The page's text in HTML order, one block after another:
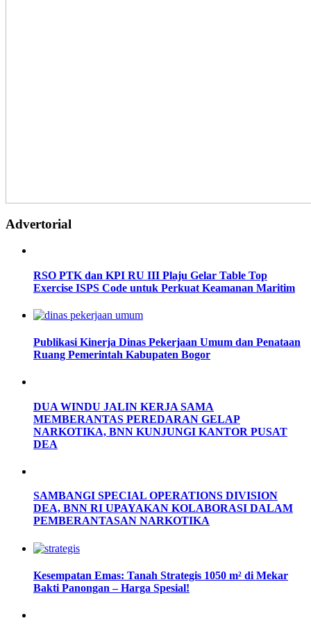
Advertorial
RSO PTK dan KPI RU III Plaju Gelar Table Top
Exercise ISPS Code untuk Perkuat Keamanan Maritim
Publikasi Kinerja Dinas Pekerjaan Umum dan Penataan
Ruang Pemerintah Kabupaten Bogor
DUA WINDU JALIN KERJA SAMA
MEMBERANTAS PEREDARAN GELAP
NARKOTIKA, BNN KUNJUNGI KANTOR PUSAT
DEA
SAMBANGI SPECIAL OPERATIONS DIVISION
DEA, BNN RI UPAYAKAN KOLABORASI DALAM
PEMBERANTASAN NARKOTIKA
Kesempatan Emas: Tanah Strategis 1050 m² di Mekar
Bakti Panongan – Harga Spesial!